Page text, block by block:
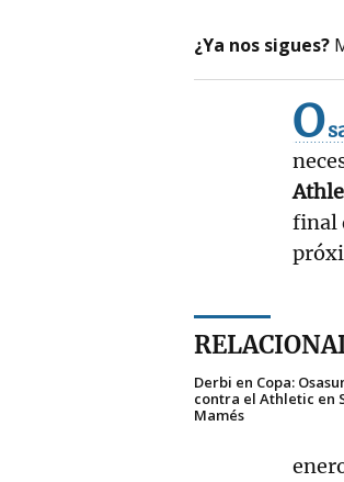
¿Ya nos sigues?
O
final
Derbi en Copa:
contra el Athletic en
Mamés